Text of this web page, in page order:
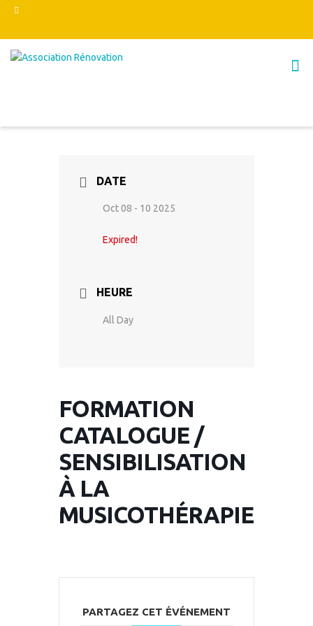
DATE
Oct 08 - 10 2025
Expired!
HEURE
All Day
FORMATION
CATALOGUE /
SENSIBILISATION
À LA
MUSICOTHÉRAPIE
PARTAGEZ CET ÉVÉNEMENT